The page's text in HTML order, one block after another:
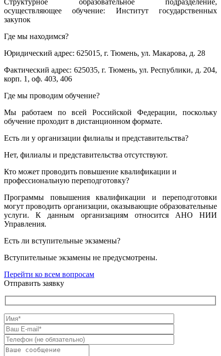
Структурное образовательное подразделение,
осуществляющее обучение: Институт государственных
закупок
Где мы находимся?
Юридический адрес: 625015, г. Тюмень, ул. Макарова, д. 28
Фактический адрес: 625035, г. Тюмень, ул. Республики, д. 204,
корп. 1, оф. 403, 406
Где мы проводим обучение?
Мы работаем по всей Российской Федерации, поскольку
обучение проходит в дистанционном формате.
Есть ли у организации филиалы и представительства?
Нет, филиалы и представительства отсутствуют.
Кто может проводить повышение квалификации и
профессиональную переподготовку?
Программы повышения квалификации и переподготовки
могут проводить организации, оказывающие образовательные
услуги. К данным организациям относится АНО НИИ
Управления.
Есть ли вступительные экзамены?
Вступительные экзамены не предусмотрены.
Перейти ко всем вопросам
Отправить заявку